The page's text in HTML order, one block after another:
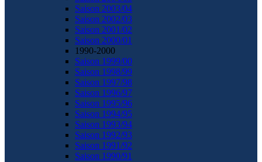
Saison 2003/04
Saison 2002/03
Saison 2001/02
Saison 2000/01
1990-2000
Saison 1999/00
Saison 1998/99
Saison 1997/98
Saison 1996/97
Saison 1995/96
Saison 1994/95
Saison 1993/94
Saison 1992/93
Saison 1991/92
Saison 1990/91